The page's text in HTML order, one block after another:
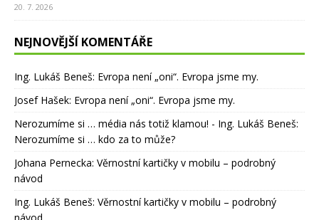
20. 7. 2026
NEJNOVĚJŠÍ KOMENTÁŘE
Ing. Lukáš Beneš: Evropa není „oni“. Evropa jsme my.
Josef Hašek: Evropa není „oni“. Evropa jsme my.
Nerozumíme si … média nás totiž klamou! - Ing. Lukáš Beneš:
Nerozumíme si … kdo za to může?
Johana Pernecka: Věrnostní kartičky v mobilu – podrobný
návod
Ing. Lukáš Beneš: Věrnostní kartičky v mobilu – podrobný
návod